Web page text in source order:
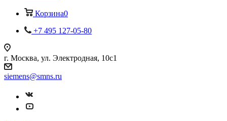
Корзина0
+7 495 127-05-80
г. Москва, ул. Электродная, 10с1
siemens@smns.ru